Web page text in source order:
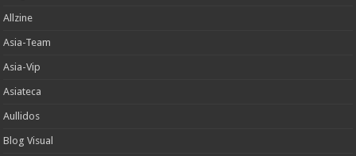
Allzine
Asia-Team
Asia-Vip
Asiateca
Aullidos
Blog Visual